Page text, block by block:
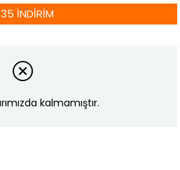
35 İNDIRIM
kalmamıştır.